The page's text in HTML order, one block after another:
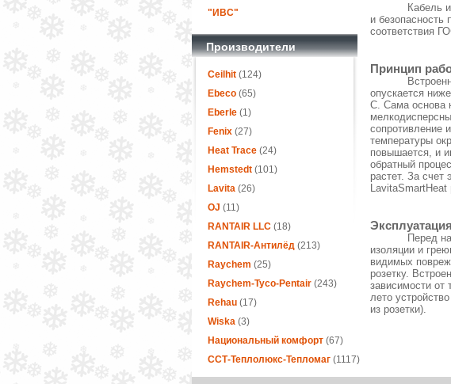
"ИВС"
Производители
Ceilhit(124)
Ebeco(65)
Eberle(1)
Fenix(27)
Heat Trace(24)
Hemstedt(101)
Lavita(26)
OJ (11)
RANTAIR LLC(18)
RANTAIR-Антилёд(213)
Raychem (25)
Raychem-Tyco-Pentair (243)
Rehau(17)
Wiska(3)
Национальный комфорт(67)
ССТ-Теплолюкс-Тепломаг(1117)
Кабель
и
соответствия
Принцип
опускается
С. Сама основа
сопротивление
температуры
повышается, и
обратный
растет. За счет
Эксплуатация
Перед
изоляции и
видимых
розетку.
зависимости от
лето
из розетки).